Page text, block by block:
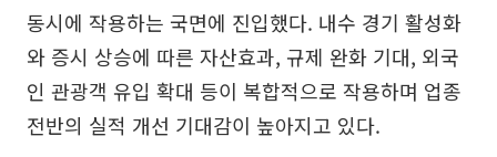
동시에 작용하는 국면에 진입했다. 내수 경기 활성화
와 증시 상승에 따른 자산효과, 규제 완화 기대, 외국
인 관광객 유입 확대 등이 복합적으로 작용하며 업종
전반의 실적 개선 기대감이 높아지고 있다.